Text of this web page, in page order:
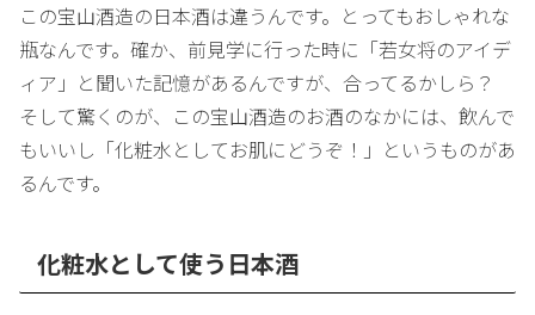
この宝山酒造の日本酒は違うんです。とってもおしゃれな
瓶なんです。確か、前見学に行った時に「若女将のアイデ
ィア」と聞いた記憶があるんですが、合ってるかしら？
そして驚くのが、この宝山酒造のお酒のなかには、飲んで
もいいし「化粧水としてお肌にどうぞ！」というものがあ
るんです。
化粧水として使う日本酒